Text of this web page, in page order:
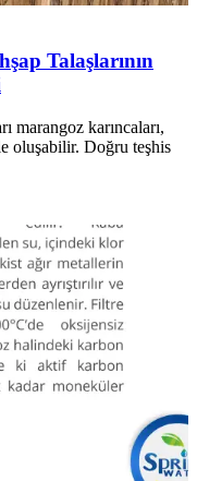
Talaşlarının
marangoz karıncaları,
oluşabilir. Doğru teşhis